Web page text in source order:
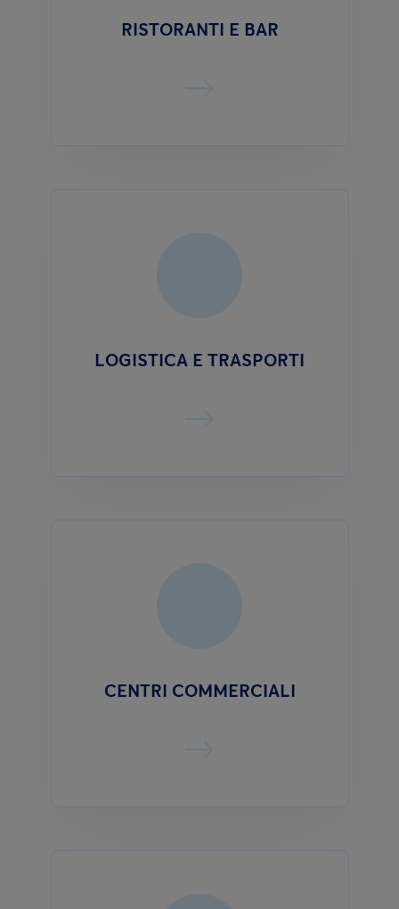
RISTORANTI E BAR
LOGISTICA E TRASPORTI
CENTRI COMMERCIALI